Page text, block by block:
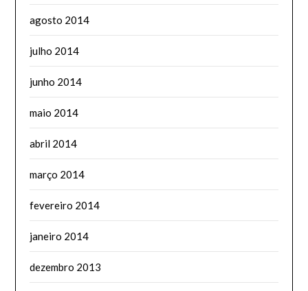
agosto 2014
julho 2014
junho 2014
maio 2014
abril 2014
março 2014
fevereiro 2014
janeiro 2014
dezembro 2013